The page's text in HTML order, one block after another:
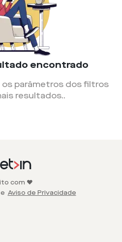
encontrado
parâmetros dos filtros
resultados..
com ❤️
e Aviso de Privacidade